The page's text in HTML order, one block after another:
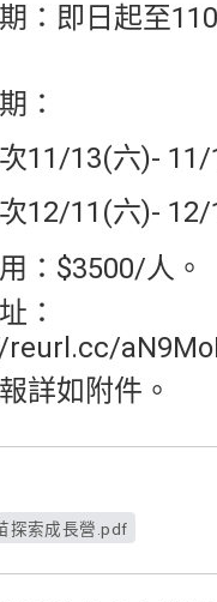
：即日起至
：
11/13(六)- 11/
12/11(六)- 12/
：$3500/人。
：
詳如附件。
探索成長營.pdf